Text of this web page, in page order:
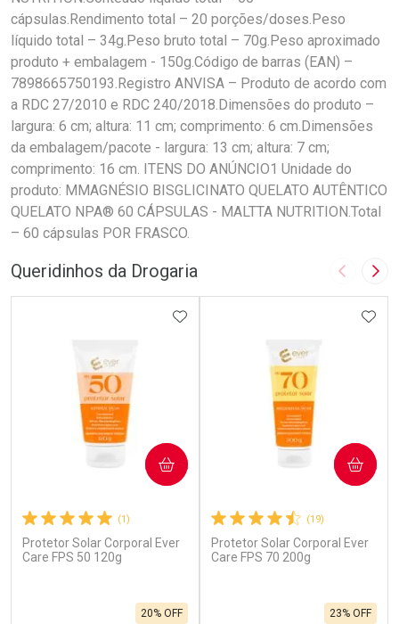
cápsulas.Rendimento total – 20 porções/doses.Peso
líquido total – 34g.Peso bruto total – 70g.Peso aproximado
produto + embalagem - 150g.Código de barras (EAN) –
7898665750193.Registro ANVISA – Produto de acordo com
a RDC 27/2010 e RDC 240/2018.Dimensões do produto –
largura: 6 cm; altura: 11 cm; comprimento: 6 cm.Dimensões
da embalagem/pacote - largura: 13 cm; altura: 7 cm;
comprimento: 16 cm. ITENS DO ANÚNCIO1 Unidade do
produto: MMAGNÉSIO BISGLICINATO QUELATO AUTÊNTICO
QUELATO NPA® 60 CÁPSULAS - MALTTA NUTRITION.Total
– 60 cápsulas POR FRASCO.
Queridinhos da Drogaria Imagem
(1)
Protetor Solar Corporal Ever
Care FPS 50 120g
20% OFF
ADICIONAR AOS FAVORITOS
COMPRAR
(19)
Protetor Solar Corporal Ever
Care FPS 70 200g
23% OFF
COMPRAR